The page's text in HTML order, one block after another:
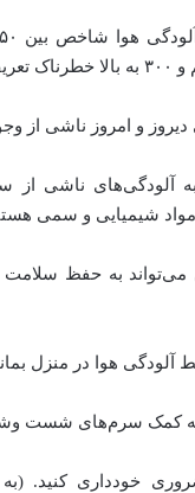
و امروز ناشی از
آلودگی‌های ناشی از
مواد شیمیایی و سمی
به حفظ سلامت
خودداری کنید. (به